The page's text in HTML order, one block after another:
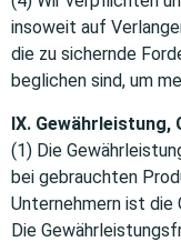
insoweit auf
die zu sichernde
beglichen sind, um
IX. Gewährleistung,
(1) Die
bei gebrauchten
Unternehmern ist die
Die